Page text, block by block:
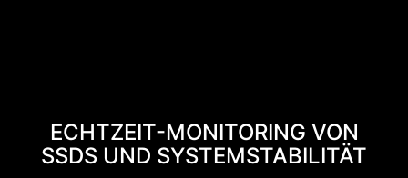
ECHTZEIT-MONITORING VON
SSDS UND SYSTEMSTABILITÄT